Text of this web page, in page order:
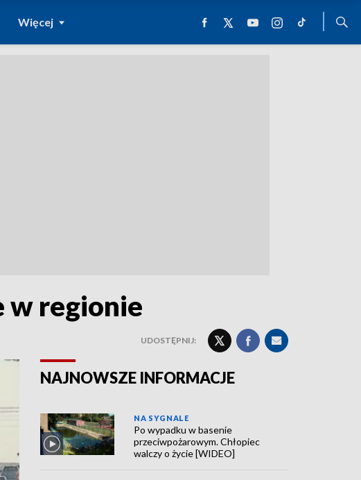
Więcej
w regionie
UDOSTĘPNIJ:
NAJNOWSZE INFORMACJE
NA SYGNALE
Po wypadku w basenie
przeciwpożarowym. Chłopiec
walczy o życie [WIDEO]